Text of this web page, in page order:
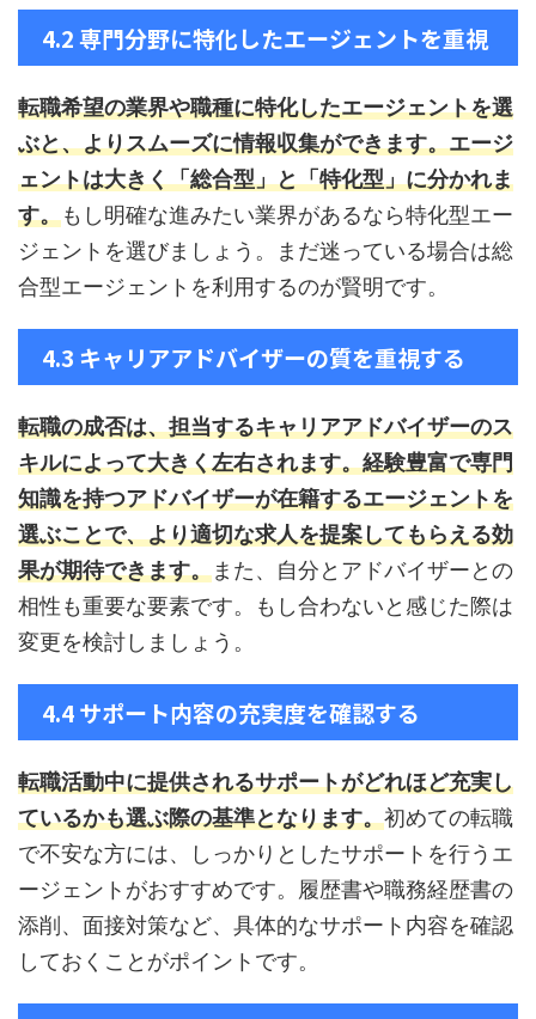
4.2 専門分野に特化したエージェントを重視
転職希望の業界や職種に特化したエージェントを選
ぶと、よりスムーズに情報収集ができます。エージ
ェントは大きく「総合型」と「特化型」に分かれま
す。もし明確な進みたい業界があるなら特化型エー
ジェントを選びましょう。まだ迷っている場合は総
合型エージェントを利用するのが賢明です。
4.3 キャリアアドバイザーの質を重視する
転職の成否は、担当するキャリアアドバイザーのス
キルによって大きく左右されます。経験豊富で専門
知識を持つアドバイザーが在籍するエージェントを
選ぶことで、より適切な求人を提案してもらえる効
果が期待できます。また、自分とアドバイザーとの
相性も重要な要素です。もし合わないと感じた際は
変更を検討しましょう。
4.4 サポート内容の充実度を確認する
転職活動中に提供されるサポートがどれほど充実し
ているかも選ぶ際の基準となります。初めての転職
で不安な方には、しっかりとしたサポートを行うエ
ージェントがおすすめです。履歴書や職務経歴書の
添削、面接対策など、具体的なサポート内容を確認
しておくことがポイントです。